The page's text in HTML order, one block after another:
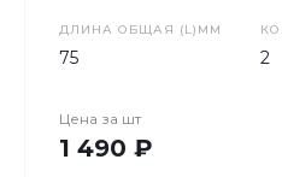
ДЛИНА ОБЩАЯ (L)ММ
75 2
Цена за шт
1 490 ₽